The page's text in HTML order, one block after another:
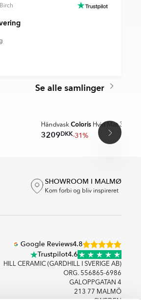
Se alle samlinger
HåndvaskColoris Hvid Mat 37 cm
3209DKK-31%
SHOWROOM I MALMØ
Kom forbi og bliv inspireret
Google Reviews4.8
Trustpilot4.6
HILL CERAMIC (GARDHILL I SVERIGE AB)
ORG. 556865-6986
GALOPPGATAN 4
213 77 MALMÖ